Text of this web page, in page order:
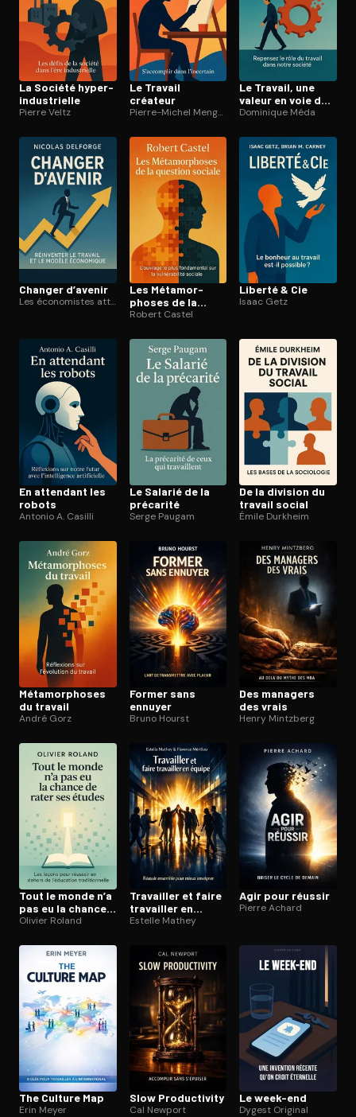
La Société hyper-
in­dus­trielle
Pierre Veltz
Le Travail
créateur
Pierre-Michel Menger
Le Travail, une
valeur en voie de
disparition ?
Dominique Méda
Changer d’avenir
Les économistes atterrés
Les Mé­ta­mor­
phoses de la
question sociale
Robert Castel
Liberté & Cie
Isaac Getz
En attendant les
robots
Antonio A. Casilli
Le Salarié de la
précarité
Serge Paugam
De la division du
travail social
Émile Durkheim
Mé­ta­mor­phoses
du travail
André Gorz
Former sans
ennuyer
Bruno Hourst
Des managers
des vrais
Henry Mintzberg
Tout le monde n’a
pas eu la chance
de rater ses
Olivier Roland
Travailler et faire
travailler en
équipe
Estelle Mathey
Agir pour réussir
Pierre Achard
The Culture Map
Erin Meyer
Slow Pro­duc­ti­vi­ty
Cal Newport
Le week-end
Dygest Original